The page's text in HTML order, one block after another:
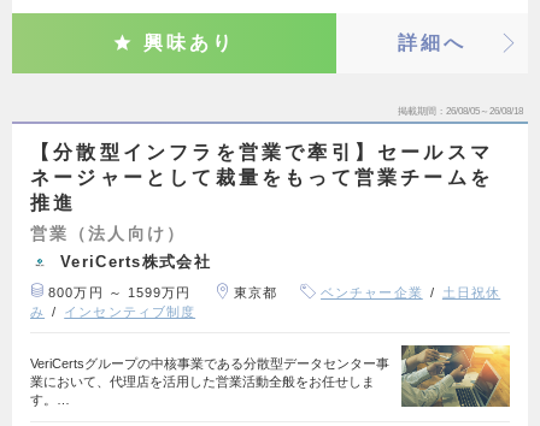
興味あり 詳細へ
掲載期間 26/08/05～26/08/18
【分散型インフラを営業で牽引】セールスマ
ネージャーとして裁量をもって営業チームを
推進
営業（法人向け）
VeriCerts株式会社
800万円 ～ 1599万円 東京都 ベンチャー企業
土日祝休
み
インセンティブ制度
VeriCertsグループの中核事業である分散型データセンター事
業において、代理店を活用した営業活動全般をお任せしま
す。…